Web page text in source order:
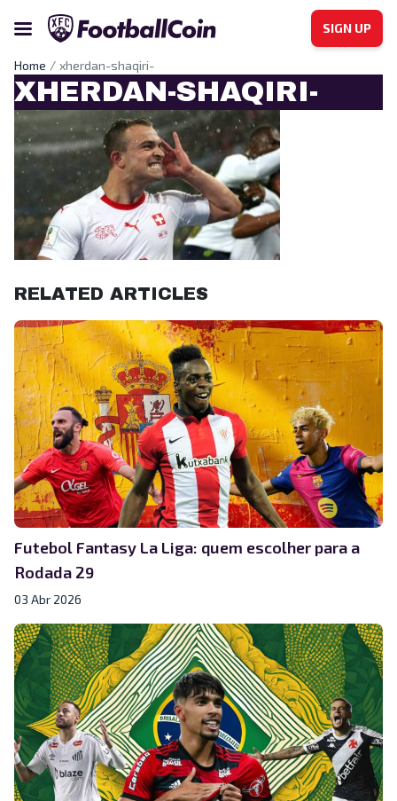
SIGN UP
Home xherdan-shaqiri-
XHERDAN-SHAQIRI-
RELATED ARTICLES
Futebol Fantasy La Liga: quem escolher para a
Rodada 29
03 Abr 2026